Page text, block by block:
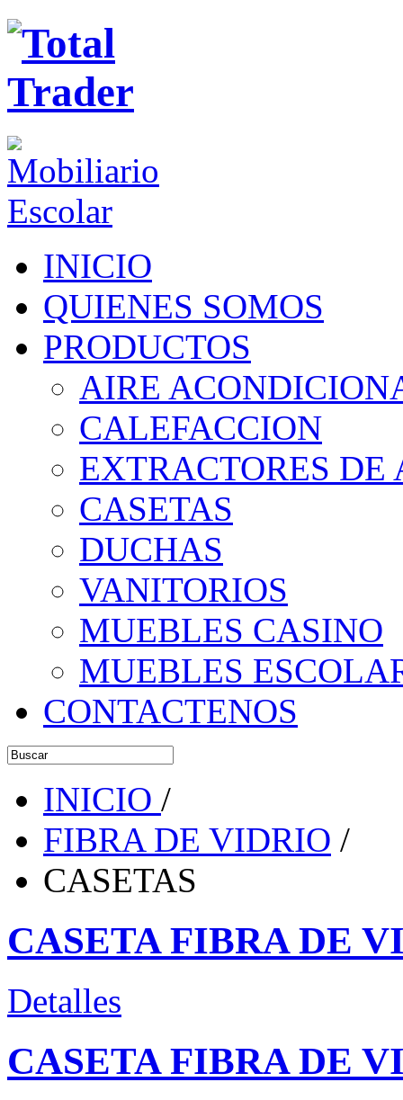
INICIO
QUIENES SOMOS
PRODUCTOS
AIRE
CALEFACCION
EXTRACTORES DE
CASETAS
DUCHAS
VANITORIOS
MUEBLES CASINO
MUEBLES
CONTACTENOS
INICIO /
FIBRA DE VIDRIO /
CASETAS
CASETA FIBRA DE
Detalles
CASETA FIBRA DE